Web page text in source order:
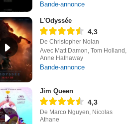
Bande-annonce
L'Odyssée
4,3
De Christopher Nolan
Avec Matt Damon, Tom Holland,
Anne Hathaway
Bande-annonce
Jim Queen
4,3
De Marco Nguyen, Nicolas
Athane